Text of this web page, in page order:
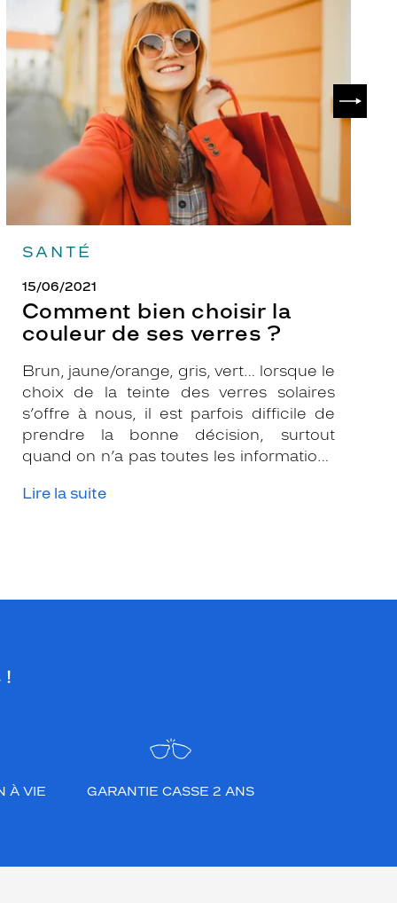
SANTÉ
15/06/2021
Comment bien choisir la
couleur de ses verres ?
Brun, jaune/orange, gris, vert… lorsque le
choix de la teinte des verres solaires
s’offre à nous, il est parfois difficile de
prendre la bonne décision, surtout
quand on n’a pas toutes les informations
pour vous conseiller et apporter leur
Lire la suite
choisir
la
couleur
de
verres
!
À VIE GARANTIE CASSE 2 ANS